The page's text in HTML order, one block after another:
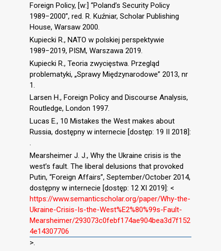
Foreign Policy, [w:] “Poland’s Security Policy
1989−2000”, red. R. Kuźniar, Scholar Publishing
House, Warsaw 2000.
Kupiecki R., NATO w polskiej perspektywie
1989−2019, PISM, Warszawa 2019.
Kupiecki R., Teoria zwycięstwa. Przegląd
problematyki, „Sprawy Międzynarodowe” 2013, nr
1.
Larsen H., Foreign Policy and Discourse Analysis,
Routledge, London 1997.
Lucas E., 10 Mistakes the West makes about
Russia, dostępny w internecie [dostęp: 19 II 2018]:
.
Mearsheimer J. J., Why the Ukraine crisis is the
west’s fault. The liberal delusions that provoked
Putin, “Foreign Affairs”, September/October 2014,
dostępny w internecie [dostęp: 12 XI 2019]: <
https://www.semanticscholar.org/paper/Why-the-
Ukraine-Crisis-Is-the-West%E2%80%99s-Fault-
Mearsheimer/293073c0febf174ae904bea3d7f152
4e14307706
>.